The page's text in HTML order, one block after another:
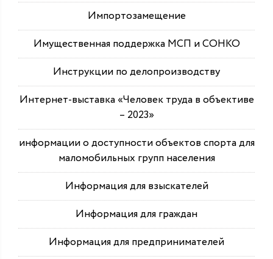
Импортозамещение
Имущественная поддержка МСП и СОНКО
Инструкции по делопроизводству
Интернет-выставка «Человек труда в объективе
– 2023»
информации о доступности объектов спорта для
маломобильных групп населения
Информация для взыскателей
Информация для граждан
Информация для предпринимателей